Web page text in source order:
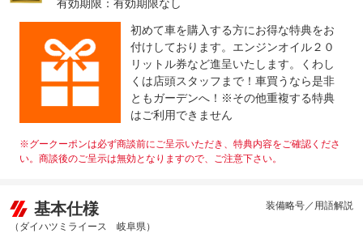
※車検なし・車検整備付の場合は法定24ヶ月点検整備付
※商用車は6ヶ月または12ヶ月点検整備付
法定整備
車検整備・エンジンオイル・オイルエレメントなどの消耗
品も納車前交換（全消耗部品ではありません）
有効期限：有効期限なし
初めて車を購入する方にお得な特典をお
付けしております。エンジンオイル２０
リットル券など進呈いたします。くわし
くは店頭スタッフまで！車買うなら是非
ともガーデンへ！※その他重複する特典
はご利用できません
※グークーポンは必ず商談前にご呈示いただき、特典内容をご確認くださ
い。商談後のご呈示は無効となりますので、ご注意下さい。
基本仕様
（ダイハツミライース 岐阜県）
装備略号／用語解説